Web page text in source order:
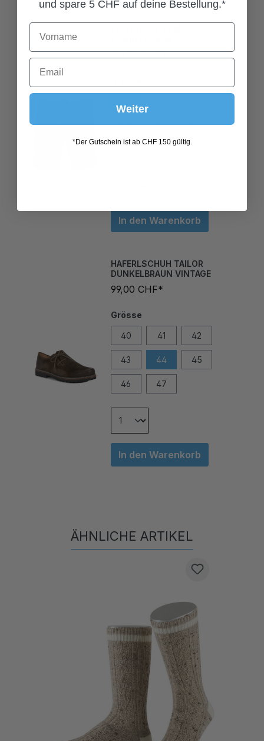
44 46 48
50
56 58
DUNKELBRAUN VINTAGE
99,00 CHF*
43 44 45
46 47
In den Warenkorb
Produktgalerie überspringen
und spare 5 CHF auf deine Bestellung.*
Weiter
*Der Gutschein ist ab CHF 150 gültig.